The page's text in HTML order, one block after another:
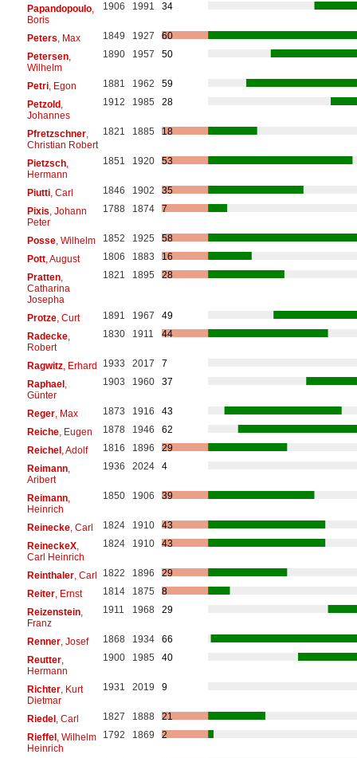
Papandopoulo,
Boris
1906 1991 34
Peters, Max 1849 1927
60
Petersen,
Wilhelm
1890 1957 50
Petri, Egon 1881 1962
59
Petzold ,
Johannes
1912 1985 28
Pfretzschner,
Christian Robert
1821 1885 18
Pietzsch,
Hermann
1851 1920 53
Piutti, Carl 1846 1902
35
Pixis, Johann
Peter
1788 1874 7
Posse, Wilhelm 1852 1925
58
Pott, August 1806 1883
16
Pratten,
Catharina
Josepha
1821 1895 28
Protze, Curt 1891 1967
49
Radecke,
Robert
1830 1911 44
Ragwitz, Erhard 1933 2017
7
Raphael ,
Günter
1903 1960 37
Reger, Max 1873 1916
43
Reiche, Eugen 1878 1946
62
Reichel , Adolf 1816 1896
29
Reimann,
Aribert
1936 2024 4
Reimann,
Heinrich
1850 1906 39
Reinecke, Carl 1824 1910
43
ReineckeX,
Carl Heinrich
1824 1910 43
Reinthaler, Carl 1822 1896
29
Reiter, Ernst 1814 1875
8
Reizenstein,
Franz
1911 1968 29
Renner, Josef 1868 1934
66
Reutter,
Hermann
1900 1985 40
Richter, Kurt
Dietmar
1931 2019 9
Riedel , Carl 1827 1888
21
Rieffel , Wilhelm
Heinrich
1792 1869 2